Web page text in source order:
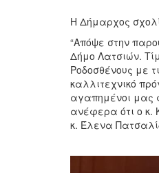
Η Δήμαρχος
“Απόψε στην
Δήμο Λατσιών.
Ροδοσθένους με
καλλιτεχνικό
αγαπημένοι μας
ανέφερα ότι ο κ.
κ. Έλενα